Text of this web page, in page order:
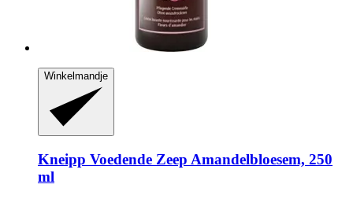
Winkelmandje
Kneipp Voedende Zeep Amandelbloesem, 250
ml